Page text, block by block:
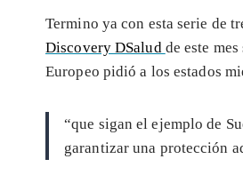
Termino ya con esta serie de
Discovery DSalud de este
Europeo pidió a los estados
“que sigan el ejemplo de
garantizar una protección